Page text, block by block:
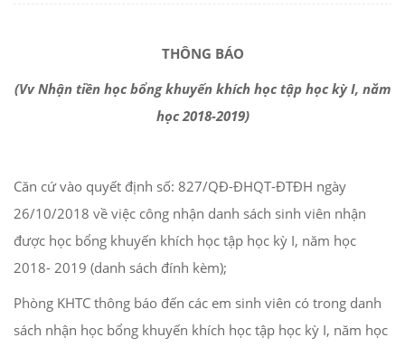
THÔNG BÁO
(Vv Nhận tiền học bổng khuyến khích học tập học kỳ I, năm
học 2018-2019)
Căn cứ vào quyết định số: 827/QĐ-ĐHQT-ĐTĐH ngày
26/10/2018 về việc công nhận danh sách sinh viên nhận
được học bổng khuyến khích học tập học kỳ I, năm học
2018- 2019 (danh sách đính kèm);
Phòng KHTC thông báo đến các em sinh viên có trong danh
sách nhận học bổng khuyến khích học tập học kỳ I, năm học